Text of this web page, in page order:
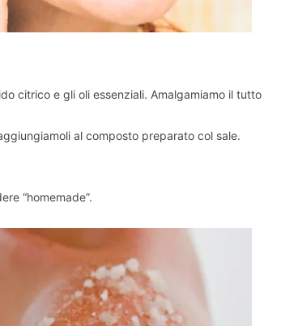
citrico e gli oli essenziali. Amalgamiamo il tutto
al composto preparato col sale.
“homemade”.